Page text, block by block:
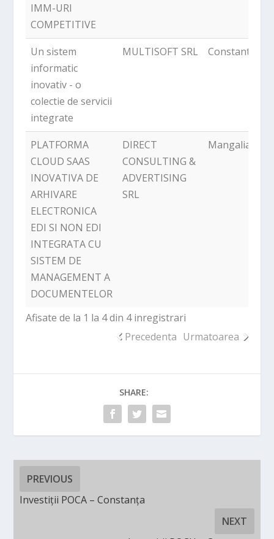
IMM-URI
COMPETITIVE
Un sistem
informatic
inovativ - o
colectie de servicii
integrate
MULTISOFT SRL Constanta
PLATFORMA
CLOUD SAAS
INOVATIVA DE
ARHIVARE
ELECTRONICA
EDI SI NON EDI
INTEGRATA CU
SISTEM DE
MANAGEMENT A
DOCUMENTELOR
DIRECT
CONSULTING &
ADVERTISING
SRL
Mangalia
Afisate de la 1 la 4 din 4 inregistrari
Precedenta Urmatoarea
SHARE:
PREVIOUS
Investiții POCA – Constanța
NEXT